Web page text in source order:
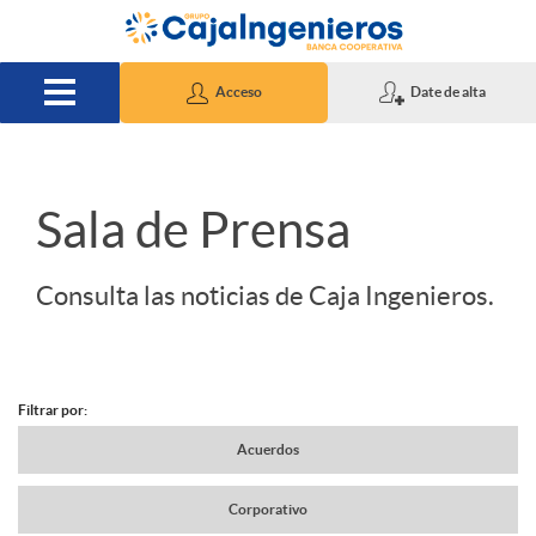
Saltar al contenido principal
Acceso Date de alta
S
Sala de Prensa
Consulta las noticias de Caja Ingenieros.
N
Filtrar por:
Acuerdos
Corporativo